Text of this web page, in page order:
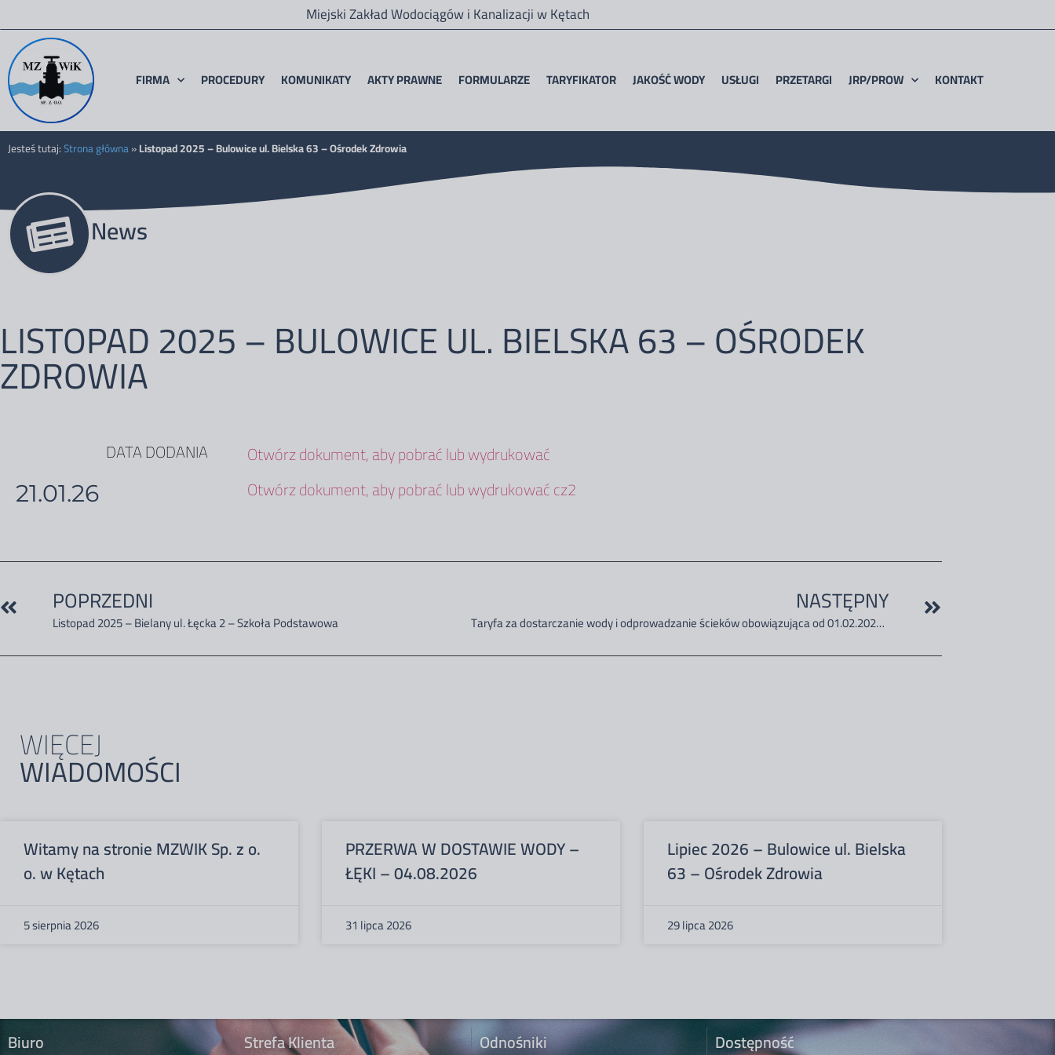
Miejski Zakład Wodociągów i Kanalizacji w Kętach
FIRMA PROCEDURY KOMUNIKATY AKTY PRAWNE FORMULARZE TARYFIKATOR JAKOŚĆ WODY USŁUGI PRZETARGI JRP/PROW KONTAKT
Jesteś tutaj:Strona główna»Listopad 2025 – Bulowice ul. Bielska 63 – Ośrodek Zdrowia
News
LISTOPAD 2025 – BULOWICE UL. BIELSKA 63 – OŚRODEK
ZDROWIA
DATA DODANIA
21.01.26
Otwórz dokument, aby pobrać lub wydrukować
Otwórz dokument, aby pobrać lub wydrukować cz2
POPRZEDNI
Listopad 2025 – Bielany ul. Łęcka 2 – Szkoła Podstawowa
NASTĘPNY
Taryfa za dostarczanie wody i odprowadzanie ścieków obowiązująca od 01.02.2026 na okres 3 lat
WIĘCEJ
WIADOMOŚCI
Witamy na stronie MZWIK Sp. z o.
o. w Kętach
5 sierpnia 2026
PRZERWA W DOSTAWIE WODY –
ŁĘKI – 04.08.2026
31 lipca 2026
Lipiec 2026 – Bulowice ul. Bielska
63 – Ośrodek Zdrowia
29 lipca 2026
Biuro Strefa Klienta Odnośniki Dostępność